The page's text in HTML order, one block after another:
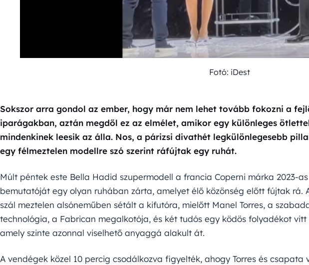
Fotó: iDest
Sokszor arra gondol az ember, hogy már nem lehet tovább fokozni a
iparágakban, aztán megdől ez az elmélet, amikor egy különleges
mindenkinek leesik az álla. Nos, a párizsi divathét legkülönlegesebb
egy félmeztelen modellre szó szerint ráfújtak egy ruhát.
Múlt péntek este Bella Hadid szupermodell a francia Coperni márka 2023-
bemutatóját egy olyan ruhában zárta, amelyet élő közönség előtt fújtak rá.
szál meztelen alsóneműben sétált a kifutóra, mielőtt Manel Torres, a
technológia, a Fabrican megalkotója, és két tudós egy ködös folyadékot
amely szinte azonnal viselhető anyaggá alakult át.
A vendégek közel 10 percig csodálkozva figyelték, ahogy Torres és csapata